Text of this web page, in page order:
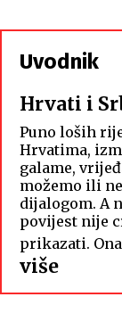
Uvodnik
Hrvati i
Puno loših
Hrvatima,
galame,
možemo ili
dijalogom. A
povijest nije
prikazati.
više:
Hrvati